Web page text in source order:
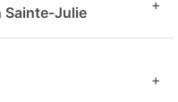
Sainte-Julie +
+